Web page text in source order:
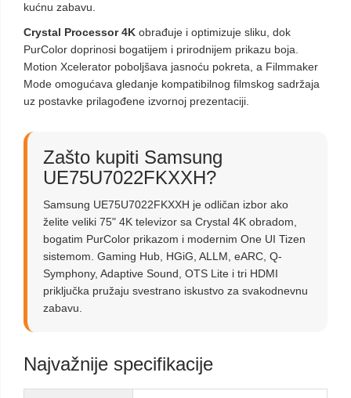
kućnu zabavu.
Crystal Processor 4K obrađuje i optimizuje sliku, dok
PurColor doprinosi bogatijem i prirodnijem prikazu boja.
Motion Xcelerator poboljšava jasnoću pokreta, a Filmmaker
Mode omogućava gledanje kompatibilnog filmskog sadržaja
uz postavke prilagođene izvornoj prezentaciji.
Zašto kupiti Samsung
UE75U7022FKXXH?
Samsung UE75U7022FKXXH je odličan izbor ako
želite veliki 75" 4K televizor sa Crystal 4K obradom,
bogatim PurColor prikazom i modernim One UI Tizen
sistemom. Gaming Hub, HGiG, ALLM, eARC, Q-
Symphony, Adaptive Sound, OTS Lite i tri HDMI
priključka pružaju svestrano iskustvo za svakodnevnu
zabavu.
Najvažnije specifikacije